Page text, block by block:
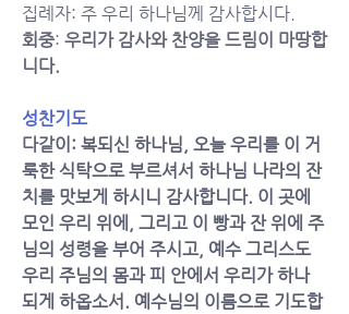
집례자: 주 우리 하나님께 감사합시다.
회중: 우리가 감사와 찬양을 드림이 마땅합
니다.
성찬기도
다같이: 복되신 하나님, 오늘 우리를 이 거
룩한 식탁으로 부르셔서 하나님 나라의 잔
치를 맛보게 하시니 감사합니다. 이 곳에
모인 우리 위에, 그리고 이 빵과 잔 위에 주
님의 성령을 부어 주시고, 예수 그리스도
우리 주님의 몸과 피 안에서 우리가 하나
되게 하옵소서. 예수님의 이름으로 기도합